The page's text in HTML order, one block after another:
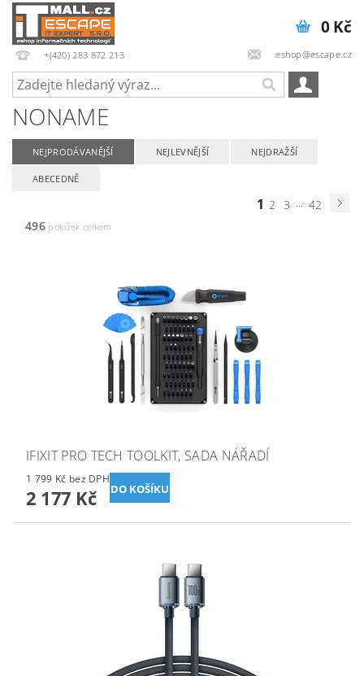
+(420) 283 872 213 eshop@escape.cz
0 Kč
NONAME
NEJPRODÁVANĚJŠÍ NEJLEVNĚJŠÍ NEJDRAŽŠÍ
ABECEDNĚ
1 2 3 ... 42
496položek celkem
IFIXIT PRO TECH TOOLKIT, SADA NÁŘADÍ
1 799 Kč bez DPH
2 177 Kč